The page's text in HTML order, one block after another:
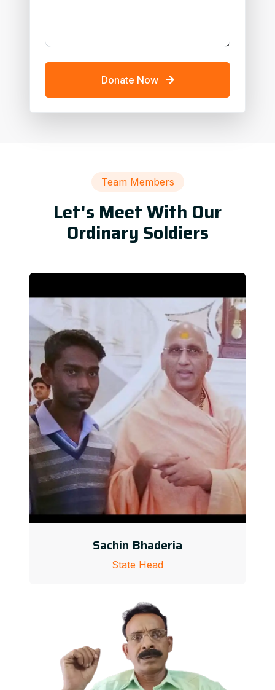
Donate Now
Team Members
Let's Meet With Our
Ordinary Soldiers
Sachin Bhaderia
State Head